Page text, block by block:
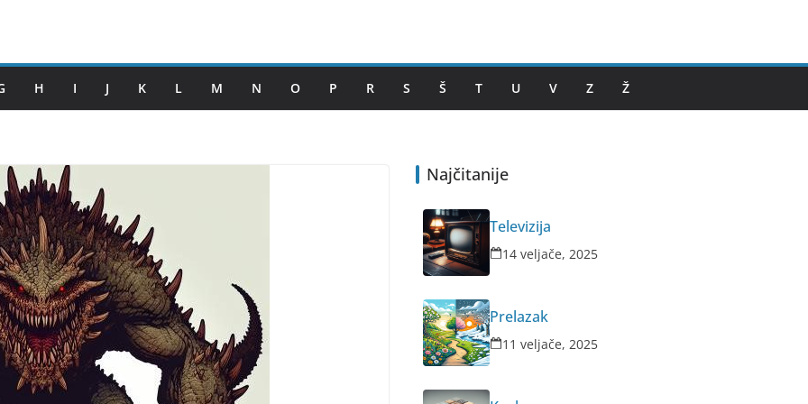
H I J K L M N O P R S Š T U V Z Ž
Najčitanije
Televizija
14 veljače, 2025
Prelazak
11 veljače, 2025